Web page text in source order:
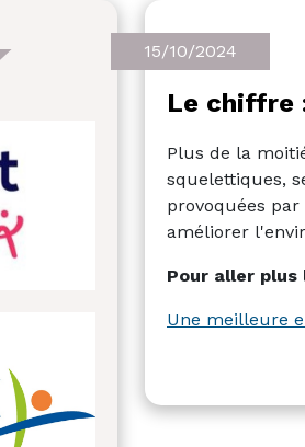
15/10/2024
Le chiffre
Plus de la
squelettiques,
provoquées
améliorer
Pour aller plus
Une meilleure